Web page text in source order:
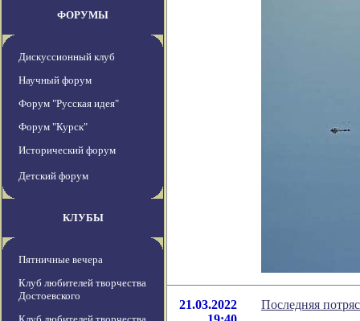
ФОРУМЫ
Дискуссионный клуб
Научный форум
Форум "Русская идея"
Форум "Курск"
Исторический форум
Детский форум
КЛУБЫ
Пятничные вечера
Клуб любителей творчества
Достоевского
21.03.2022
Последняя